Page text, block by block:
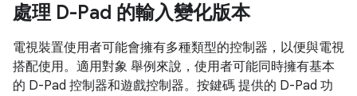
處理 D-Pad 的輸入變化版本
電視裝置使用者可能會擁有多種類型的控制器，以便與電視
搭配使用。適用對象 舉例來說，使用者可能同時擁有基本
的 D-Pad 控制器和遊戲控制器。按鍵碼 提供的 D-Pad 功